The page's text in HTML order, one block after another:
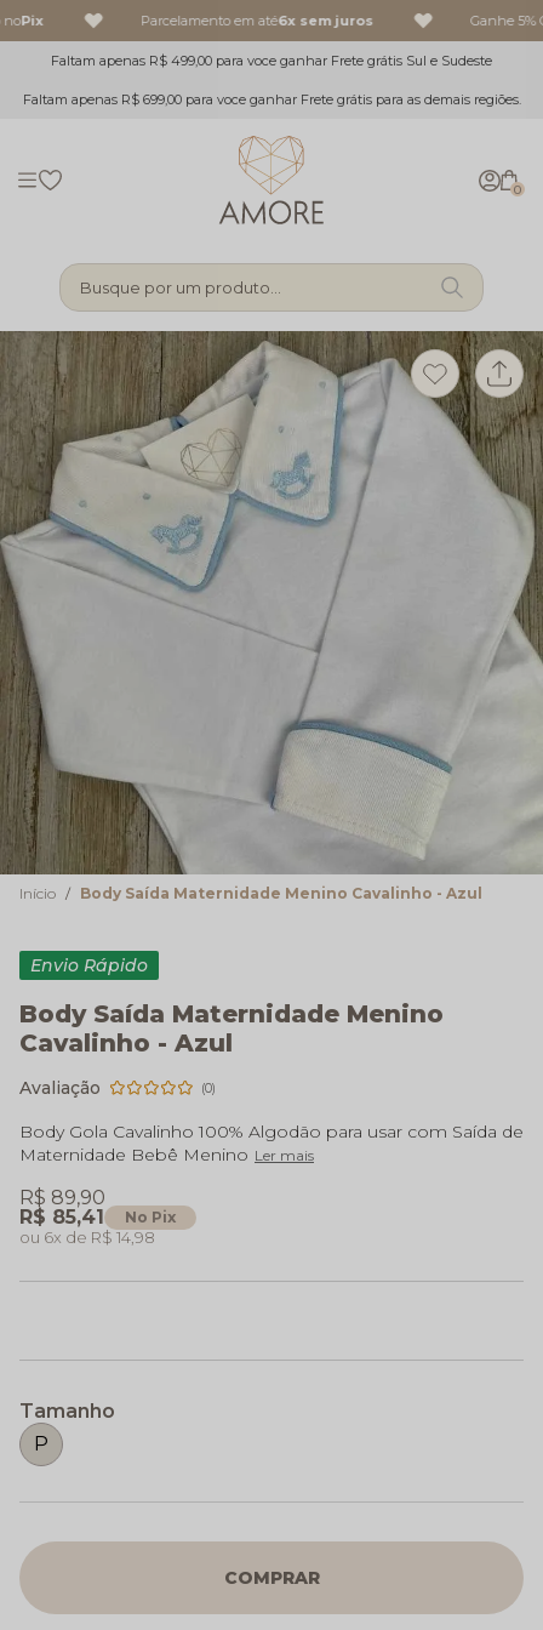
Pix Parcelamento em até6x sem juros Ganhe 5%
Faltam apenas R$ 499,00 para voce ganhar Frete grátis Sul e Sudeste
Faltam apenas R$ 699,00 para voce ganhar Frete grátis para as demais regiões.
0
Busque por um produto...
Início Body Saída Maternidade Menino Cavalinho - Azul
Envio Rápido
Body Saída Maternidade Menino
Cavalinho - Azul
(0)
Body Gola Cavalinho 100% Algodão para usar com Saída de
Maternidade Bebê Menino Ler mais
R$ 85,41 No Pix
R$ 89,90
6x R$ 14,98
Tamanho
P
COMPRAR